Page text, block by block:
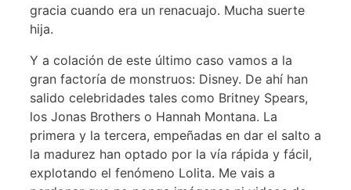
gracia cuando era un renacuajo. Mucha suerte
hija.
Y a colación de este último caso vamos a la
gran factoría de monstruos: Disney. De ahí han
salido celebridades tales como Britney Spears,
los Jonas Brothers o Hannah Montana. La
primera y la tercera, empeñadas en dar el salto a
la madurez han optado por la vía rápida y fácil,
explotando el fenómeno Lolita. Me vais a